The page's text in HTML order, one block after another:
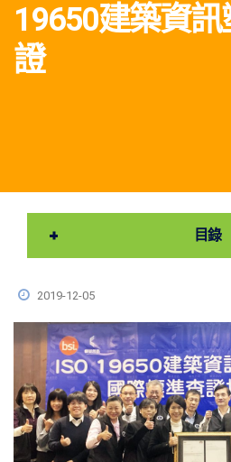
19650建築資訊
證
目錄
2019-12-05